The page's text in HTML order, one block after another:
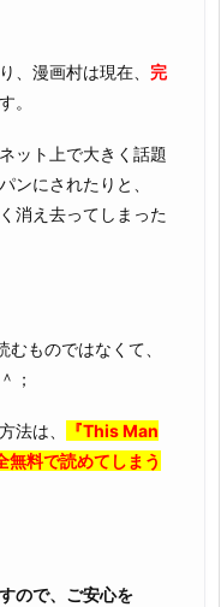
、漫画村は現在、 完
。
ット上で大きく話題
ンにされたりと、
消え去ってしまった
ものではなくて、
；
法は、
『This Man
無料で読めてしまう
ので、ご安心を